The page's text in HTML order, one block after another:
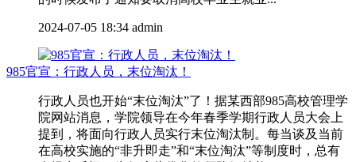
2024-07-05 18:34 admin
985官宣：行政人员，末位淘汰！
行政人员也开始“末位淘汰”了！据某西部985高校管理学
院网站消息，学院领导在今年春季学期行政人员大会上
提到，将面向行政人员实行末位淘汰制。每当谈及当前
在高校实施的“非升即走”和“末位淘汰”等制度时，总有